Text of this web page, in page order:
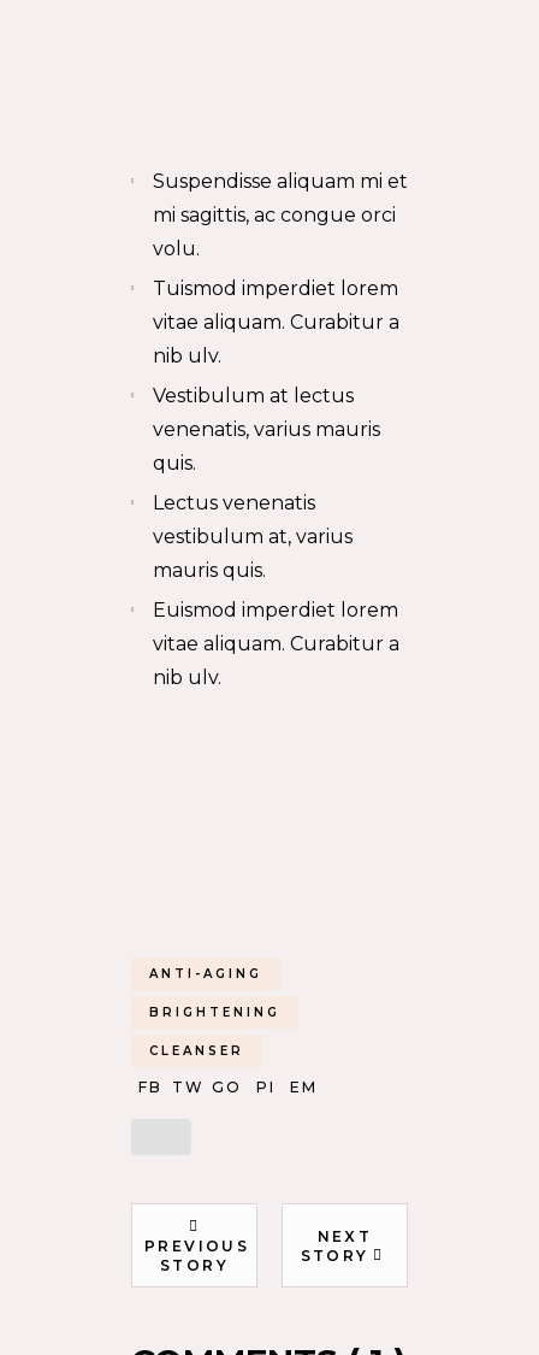
Suspendisse aliquam mi et
mi sagittis, ac congue orci
volu.
Tuismod imperdiet lorem
vitae aliquam. Curabitur a
nib ulv.
Vestibulum at lectus
venenatis, varius mauris
quis.
Lectus venenatis
vestibulum at, varius
mauris quis.
Euismod imperdiet lorem
vitae aliquam. Curabitur a
nib ulv.
ANTI-AGING
BRIGHTENING
CLEANSER
FB TW GO PI EM
PREVIOUS
STORY
NEXT
STORY